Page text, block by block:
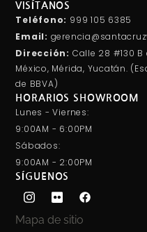
VISÍTANOS
Teléfono: 999 105 6385
Email:
Dirección: Calle 28 #130 B
México, Mérida, Yucatán.
de BBVA)
HORARIOS SHOWROOM
Lunes - Viernes:
9:00AM - 6:00PM
Sábados:
9:00AM - 2:00PM
SÍGUENOS
Mapa de sitio